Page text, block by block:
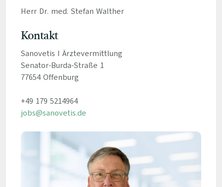
Herr Dr. med. Stefan Walther
Kontakt
Sanovetis I Ärztevermittlung
Senator-Burda-Straße 1
77654 Offenburg
+49 179 5214964
jobs@sanovetis.de